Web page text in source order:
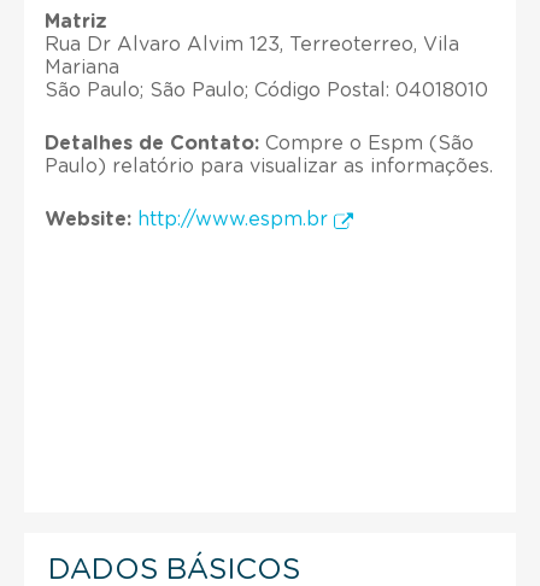
Matriz
Rua Dr Alvaro Alvim 123, Terreoterreo, Vila
Mariana
São Paulo; São Paulo; Código Postal: 04018010
Detalhes de Contato: Compre o Espm (São
Paulo) relatório para visualizar as informações.
Website: http://www.espm.br
DADOS BÁSICOS